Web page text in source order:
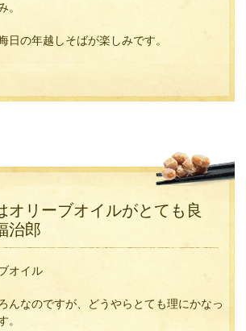
。
日の年越しそばが楽しみです。
オリーブオイルがとても良
治郎
オイル
んなのですが、どうやらとても理にかなっ
。